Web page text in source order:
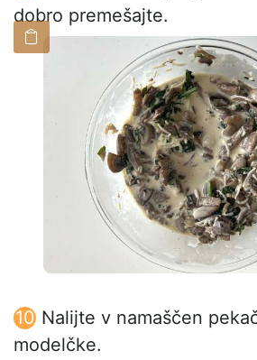
dobro premešajte.
Nalijte v namaščen
modelčke.